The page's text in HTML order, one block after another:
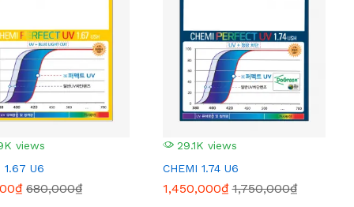
views
1.67 U6
680,000₫
29.1K views
CHEMI 1.74 U6
1,450,000₫1,750,000₫